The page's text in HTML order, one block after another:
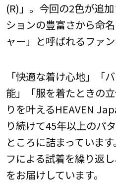
(R)︎」。今回の2色が追
ションの豊富さから命
ャー」と呼ばれるファ
「快適な着け心地」「
能」「服を着たときの
りを叶えるHEAVEN
り続けて45年以上のパ
ところに詰まっていま
フによる試着を繰り返
をお届けしています。